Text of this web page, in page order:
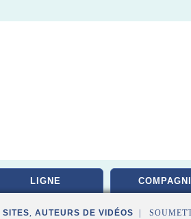
LIGNE
SITES, AUTEURS DE VIDÉOS |